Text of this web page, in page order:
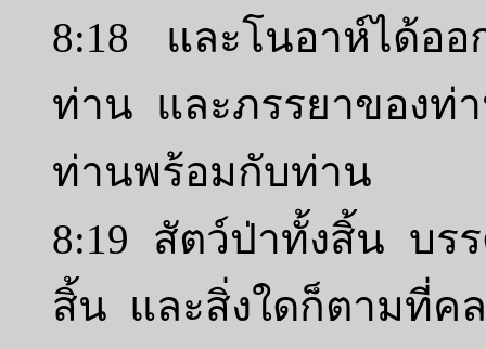
8:18 และโนอาห์ได้อ
ท่าน และภรรยาของท่
ท่านพร้อมกับท่าน
8:19 สัตว์ป่าทั้งสิ้น บร
สิ้น และสิ่งใดก็ตามที่ค